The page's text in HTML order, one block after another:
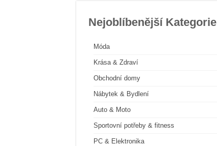
Nejoblíbenější Kategorie
Móda
Krása & Zdraví
Obchodní domy
Nábytek & Bydlení
Auto & Moto
Sportovní potřeby & fitness
PC & Elektronika